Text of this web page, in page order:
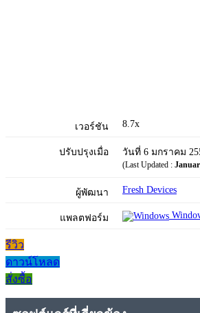
เวอร์ชัน 8.7x
ปรับปรุงเมื่อ วันที่ 6 มกราคม
(Last Updated :
ผู้พัฒนา Fresh Devices
แพลตฟอร์ม
รีวิว
ดาวน์โหลด
สั่งซื้อ